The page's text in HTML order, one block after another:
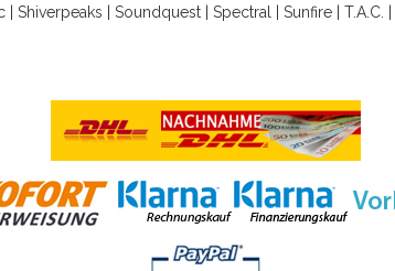
Shiverpeaks Soundquest Spectral Sunfire T.A.C.